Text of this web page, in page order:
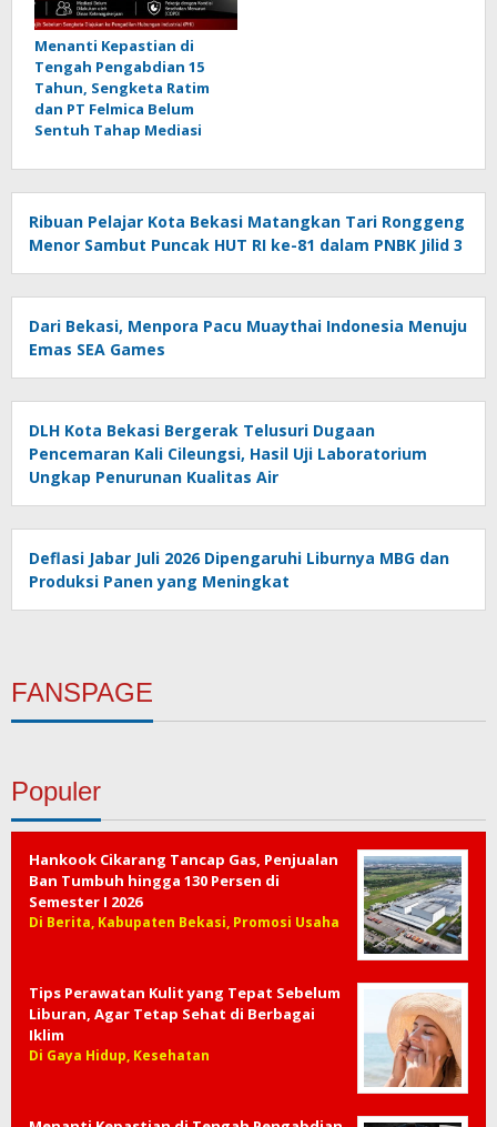
Menanti Kepastian di
Tengah Pengabdian 15
Tahun, Sengketa Ratim
dan PT Felmica Belum
Sentuh Tahap Mediasi
Ribuan Pelajar Kota Bekasi Matangkan Tari Ronggeng
Menor Sambut Puncak HUT RI ke-81 dalam PNBK Jilid 3
Dari Bekasi, Menpora Pacu Muaythai Indonesia Menuju
Emas SEA Games
DLH Kota Bekasi Bergerak Telusuri Dugaan
Pencemaran Kali Cileungsi, Hasil Uji Laboratorium
Ungkap Penurunan Kualitas Air
Deflasi Jabar Juli 2026 Dipengaruhi Liburnya MBG dan
Produksi Panen yang Meningkat
FANSPAGE
Populer
Hankook Cikarang Tancap Gas, Penjualan
Ban Tumbuh hingga 130 Persen di
Semester I 2026
Di Berita, Kabupaten Bekasi, Promosi Usaha
Tips Perawatan Kulit yang Tepat Sebelum
Liburan, Agar Tetap Sehat di Berbagai
Iklim
Di Gaya Hidup, Kesehatan